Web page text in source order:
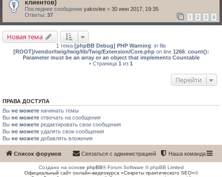
клиентов)
Последнее сообщение yakovlee « 30 июн 2017, 19:35
Ответы: 37 1 2 3 4
Новая тема
1 тема [phpBB Debug] PHP Warning: in file
[ROOT]/vendor/twig/twig/lib/Twig/Extension/Core.phpon line 1266: count():
Parameter must be an array or an object that implements Countable
• Страница 1 из 1
Перейти
ПРАВА ДОСТУПА
Вы не можете начинать темы
Вы не можете отвечать на сообщения
Вы не можете редактировать свои сообщения
Вы не можете удалять свои сообщения
Вы не можете добавлять вложения
Список форумов Наша команда
Связаться с администрацией
Создано на основе phpBB® Forum Software © phpBB Limited
Официальный сайт онлайн-видеокурса «Секреты практического SEO»©